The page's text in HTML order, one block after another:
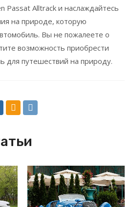
Passat Alltrack и наслаждайтесь
на природе, которую
Вы не пожалеете о
возможность приобрести
для путешествий на природу.